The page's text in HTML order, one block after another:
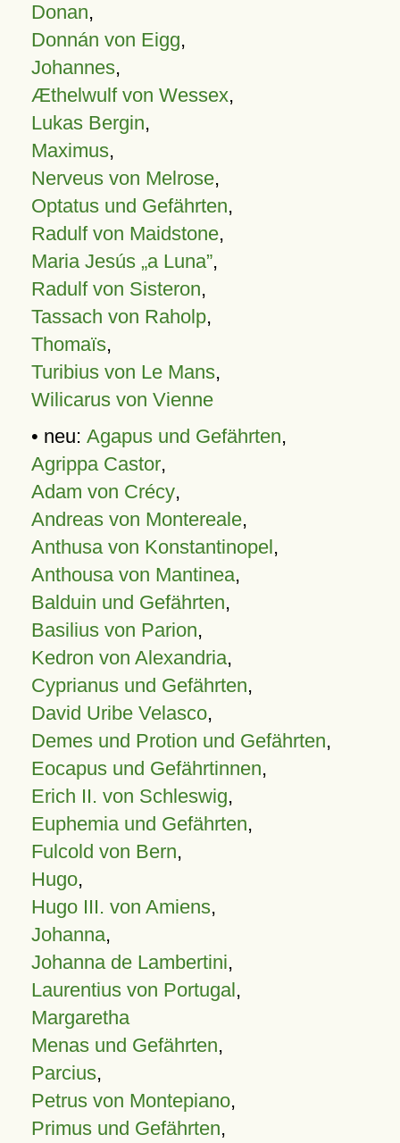
Donan,
Donnán von Eigg,
Johannes,
Æthelwulf von Wessex,
Lukas Bergin,
Maximus,
Nerveus von Melrose,
Optatus und Gefährten,
Radulf von Maidstone,
Maria Jesús „a Luna”,
Radulf von Sisteron,
Tassach von Raholp,
Thomaïs,
Turibius von Le Mans,
Wilicarus von Vienne
• neu: Agapus und Gefährten,
Agrippa Castor,
Adam von Crécy,
Andreas von Montereale,
Anthusa von Konstantinopel,
Anthousa von Mantinea,
Balduin und Gefährten,
Basilius von Parion,
Kedron von Alexandria,
Cyprianus und Gefährten,
David Uribe Velasco,
Demes und Protion und Gefährten,
Eocapus und Gefährtinnen,
Erich II. von Schleswig,
Euphemia und Gefährten,
Fulcold von Bern,
Hugo,
Hugo III. von Amiens,
Johanna,
Johanna de Lambertini,
Laurentius von Portugal,
Margaretha
Menas und Gefährten,
Parcius,
Petrus von Montepiano,
Primus und Gefährten,